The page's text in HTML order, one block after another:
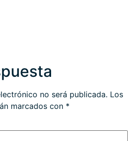
no será publicada. Los
marcados con *